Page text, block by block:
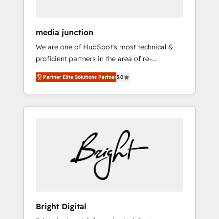
media junction
We are one of HubSpot's most technical &
proficient partners in the area of re-
platforming, website design & development.
We specialize in multi-hub implementations
for mid-market & enterprise companies. We
are woman-owned, powered by coffee, and
Impact Award 🏆2022 Technical Expertise
Impact Award 🏆2022 Platform Migration
Excellence Impact Award 🏆2020 Elite
Solutions Partner 🏆2019 Integrations
Website Design HubSpot Impact Award 🏆
Partner Elite Solutions Partner5.0
Bright Digital